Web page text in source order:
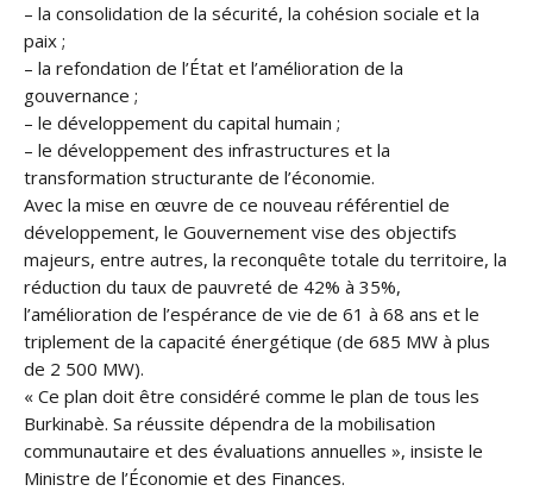
– la consolidation de la sécurité, la cohésion sociale et la
paix ;
– la refondation de l’État et l’amélioration de la
gouvernance ;
– le développement du capital humain ;
– le développement des infrastructures et la
transformation structurante de l’économie.
Avec la mise en œuvre de ce nouveau référentiel de
développement, le Gouvernement vise des objectifs
majeurs, entre autres, la reconquête totale du territoire, la
réduction du taux de pauvreté de 42% à 35%,
l’amélioration de l’espérance de vie de 61 à 68 ans et le
triplement de la capacité énergétique (de 685 MW à plus
de 2 500 MW).
« Ce plan doit être considéré comme le plan de tous les
Burkinabè. Sa réussite dépendra de la mobilisation
communautaire et des évaluations annuelles », insiste le
Ministre de l’Économie et des Finances.